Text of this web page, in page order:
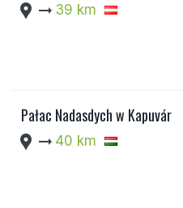
location_pin arrow_right_alt 39 km
Pałac Nadasdych w Kapuvár
location_pin arrow_right_alt 40 km